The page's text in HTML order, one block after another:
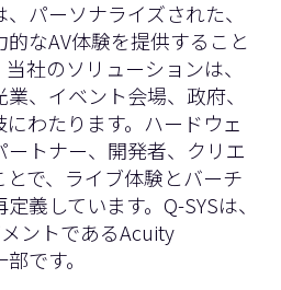
パーソナライズされた、
なAV体験を提供すること
社のソリューションは、
、イベント会場、政府、
わたります。ハードウェ
トナー、開発者、クリエ
で、ライブ体験とバーチ
義しています。Q-SYSは、
ントであるAcuity
です。